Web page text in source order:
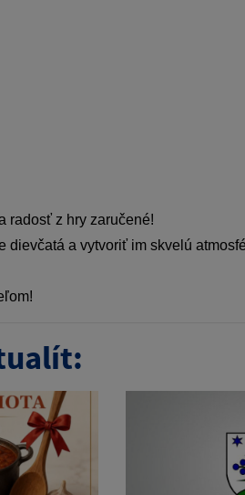
radosť z hry zaručené!
dievčatá a vytvoriť im skvelú